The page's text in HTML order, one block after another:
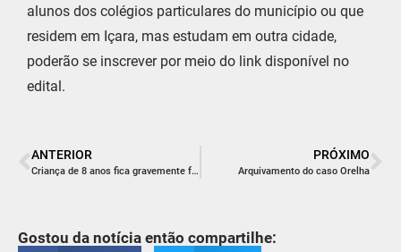
alunos dos colégios particulares do município ou que
residem em Içara, mas estudam em outra cidade,
poderão se inscrever por meio do link disponível no
edital.
ANTERIOR
Criança de 8 anos fica gravemente ferida após agressão dentro de casa em Araranguá
PRÓXIMO
Arquivamento do caso Orelha
Gostou da notícia então compartilhe: